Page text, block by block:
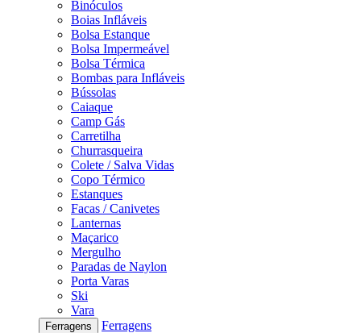
Binóculos
Boias Infláveis
Bolsa Estanque
Bolsa Impermeável
Bolsa Térmica
Bombas para Infláveis
Bússolas
Caiaque
Camp Gás
Carretilha
Churrasqueira
Colete / Salva Vidas
Copo Térmico
Estanques
Facas / Canivetes
Lanternas
Maçarico
Mergulho
Paradas de Naylon
Porta Varas
Ski
Vara
Ferragens
Ferragens